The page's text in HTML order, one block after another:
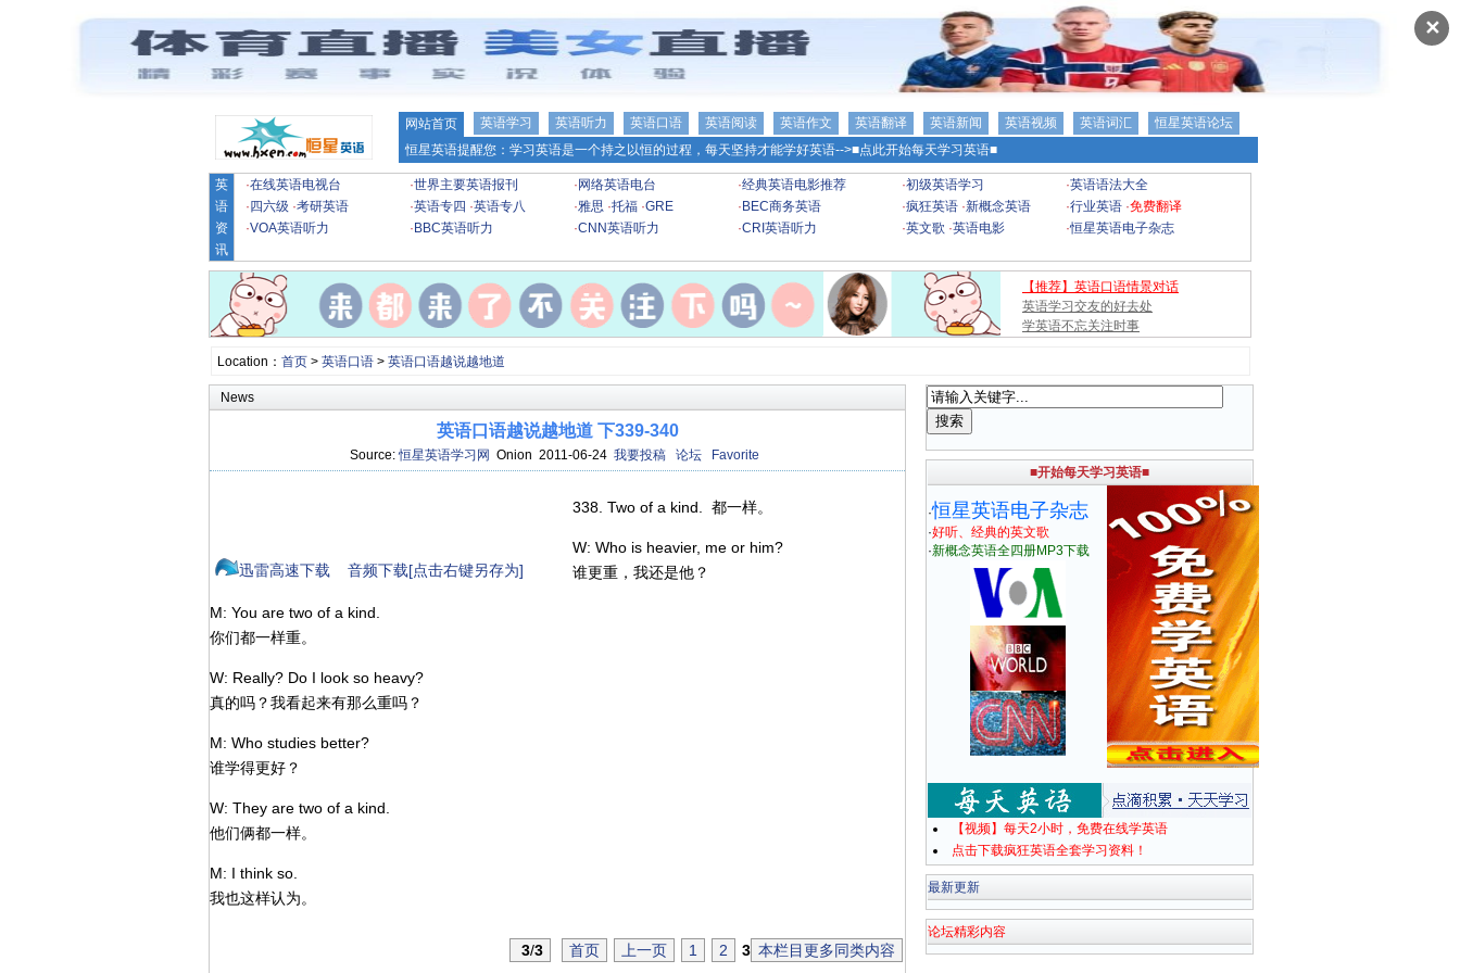
✕
网站首页 英语学习 英语听力 英语口语 英语阅读 英语作文 英语翻译 英语新闻 英语视频 英语词汇
恒星英语论坛
恒星英语提醒您：学习英语是一个持之以恒的过程，每天坚持才能学好英语-->■点此开始每天学习英语■
英
语
资
讯
·在线英语电视台 ·世界主要英语报刊 · 网络英语电台 ·经典英语电影推荐 ·初级英语学习 ·英语语法大全
· 四六级 ·考研英语 ·英语专四 ·英语专八 ·雅思 ·托福 ·GRE · BEC商务英语 ·疯狂英语 ·新概念英语 ·行业英语 ·免费翻译
·VOA英语听力 · BBC英语听力 ·CNN英语听力 ·CRI英语听力 ·英文歌 ·英语电影 ·恒星英语电子杂志
【推荐】英语口语情景对话
英语学习交友的好去处
学英语不忘关注时事
Location： 首页> 英语口语> 英语口语越说越地道
News
英语口语越说越地道 下339-340
Source:恒星英语学习网 Onion 2011-06-24 我要投稿 论坛 Favorite
迅雷高速下载 音频下载[点击右键另存为]
338. Two of a kind. 都一样。
W: Who is heavier, me or him?
谁更重，我还是他？
M: You are two of a kind.
你们都一样重。
W: Really? Do I look so heavy?
真的吗？我看起来有那么重吗？
M: Who studies better?
谁学得更好？
W: They are two of a kind.
他们俩都一样。
M: I think so.
我也这样认为。
3/3 首页 上一页 1 2 3 本栏目更多同类内容
■开始每天学习英语■
·恒星英语电子杂志
·好听、经典的英文歌
·新概念英语全四册MP3下载
【视频】每天2小时，免费在线学英语
点击下载疯狂英语全套学习资料！
最新更新
论坛精彩内容